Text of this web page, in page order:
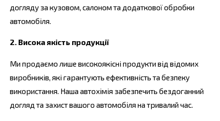
догляду за кузовом, салоном та додаткової обробки
автомобіля.
2. Висока якість продукції
Ми продаємо лише високоякісні продукти від відомих
виробників, які гарантують ефективність та безпеку
використання. Наша автохімія забезпечить бездоганний
догляд та захист вашого автомобіля на тривалий час.